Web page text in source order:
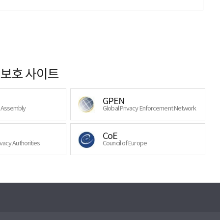
호 사이트
GPEN
Global Privacy Enforcement Network
Authorities
CoE
Council of Europe